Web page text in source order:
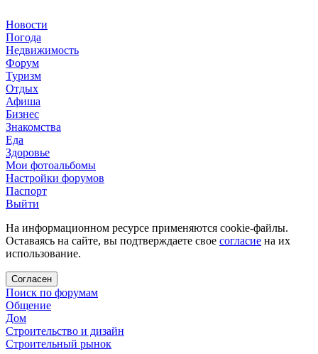
Новости
Погода
Недвижимость
Форум
Туризм
Отдых
Афиша
Бизнес
Знакомства
Еда
Здоровье
Мои фотоальбомы
Настройки форумов
Паспорт
Выйти
На информационном ресурсе применяются cookie-файлы.
Оставаясь на сайте, вы подтверждаете свое согласие на их
использование.
Согласен
Поиск по форумам
Общение
Дом
Строительство и дизайн
Строительный рынок